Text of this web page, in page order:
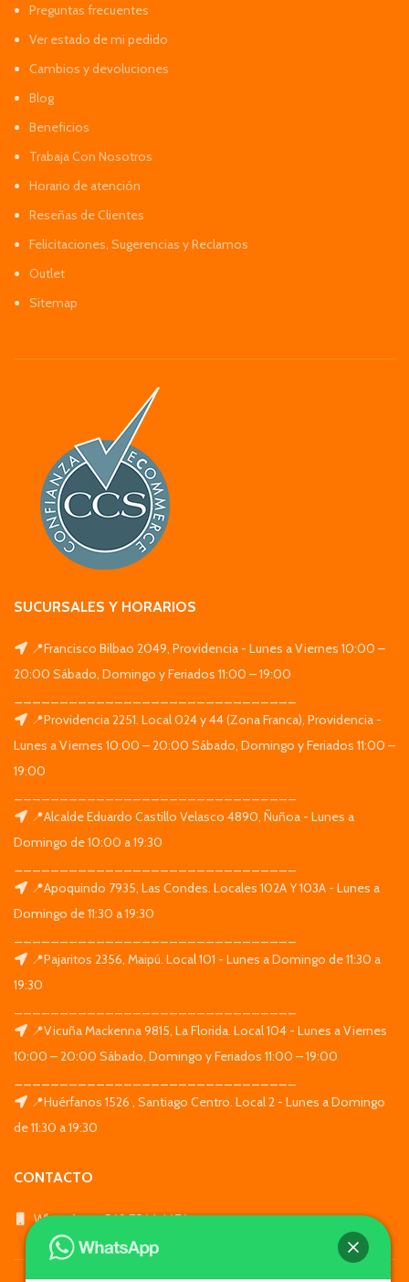
Preguntas frecuentes
Ver estado de mi pedido
Cambios y devoluciones
Blog
Beneficios
Trabaja Con Nosotros
Horario de atención
Reseñas de Clientes
Felicitaciones, Sugerencias y Reclamos
Outlet
Sitemap
SUCURSALES Y HORARIOS
📍Francisco Bilbao 2049, Providencia - Lunes a Viernes 10:00 –
20:00 Sábado, Domingo y Feriados 11:00 – 19:00
📍Providencia 2251. Local 024 y 44 (Zona Franca), Providencia -
Lunes a Viernes 10:00 – 20:00 Sábado, Domingo y Feriados 11:00 –
19:00
📍Alcalde Eduardo Castillo Velasco 4890, Ñuñoa - Lunes a
Domingo de 10:00 a 19:30
📍Apoquindo 7935, Las Condes. Locales 102A Y 103A - Lunes a
Domingo de 11:30 a 19:30
📍Pajaritos 2356, Maipú. Local 101 - Lunes a Domingo de 11:30 a
19:30
📍Vicuña Mackenna 9815, La Florida. Local 104 - Lunes a Viernes
10:00 – 20:00 Sábado, Domingo y Feriados 11:00 – 19:00
📍Huérfanos 1526 , Santiago Centro. Local 2 - Lunes a Domingo
de 11:30 a 19:30
CONTACTO
WhatsApp: +569 7564 4676